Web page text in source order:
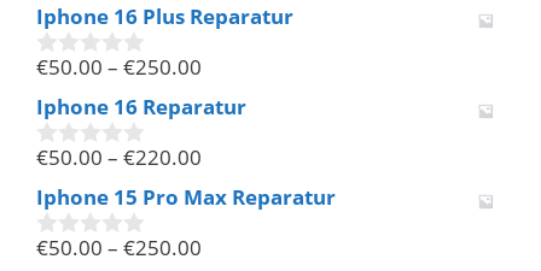
o
n
5
Iphone 16 Plus Reparatur
0
o
n
5
€50.00 – €250.00
Iphone 16 Reparatur
0
o
n
5
€50.00 – €220.00
Iphone 15 Pro Max Reparatur
0
€50.00 – €250.00